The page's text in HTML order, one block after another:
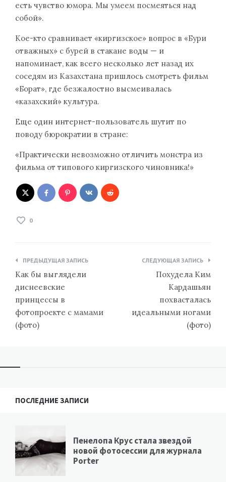
есть чувство юмора. Мы умеем посмеяться над
собой».
Кое-кто сравнивает «киргизское» вопрос в «Бури
отважных» с бурей в стакане воды — и
напоминает, как всего несколько лет назад их
соседям из Казахстана пришлось смотреть фильм
«Борат», где безжалостно высмеивалась
«казахский» культура.
Еще один интернет-пользователь шутит по
поводу бюрократии в стране:
«Практически невозможно отличить монстра из
фильма от типового киргизского чиновника!»
0
Навигация
по
записям
ПРЕДЫДУЩАЯ ЗАПИСЬ
Как бы выглядели
диснеевские
принцессы в
фотопроекте с мамами
(фото)
СЛЕДУЮЩАЯ ЗАПИСЬ
Похудела Ким
Кардашьян
похвасталась
идеальными ногами
(фото)
ПОСЛЕДНИЕ ЗАПИСИ
Пенелопа Крус стала звездой
новой фотосессии для журнала
Porter